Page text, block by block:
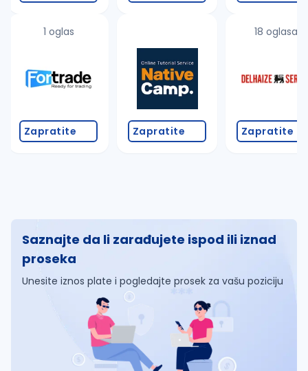
1 oglas
Zapratite Zapratite
18 oglasa
Zapratite
Saznajte da li zarađujete ispod ili iznad
proseka
Unesite iznos plate i pogledajte prosek za vašu poziciju